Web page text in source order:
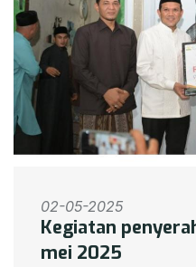
02-05-2025
Kegiatan
mei 2025